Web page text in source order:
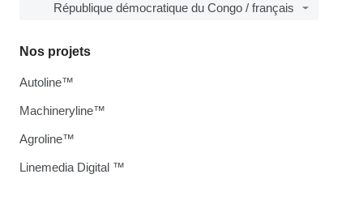
République démocratique du Congo / français
Nos projets
Autoline™
Machineryline™
Agroline™
Linemedia Digital ™